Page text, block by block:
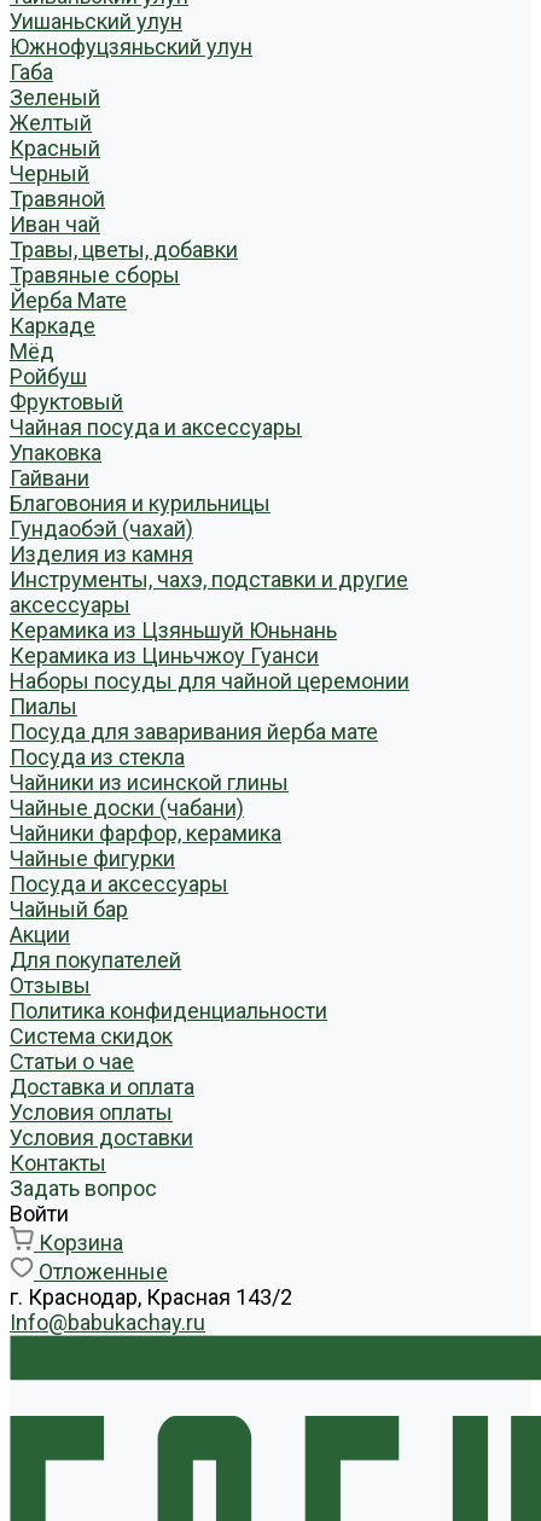
Уишаньский улун
Южнофуцзяньский улун
Габа
Зеленый
Желтый
Красный
Черный
Травяной
Иван чай
Травы, цветы, добавки
Травяные сборы
Йерба Мате
Каркаде
Мёд
Ройбуш
Фруктовый
Чайная посуда и аксессуары
Упаковка
Гайвани
Благовония и курильницы
Гундаобэй (чахай)
Изделия из камня
Инструменты, чахэ, подставки и другие
аксессуары
Керамика из Цзяньшуй Юньнань
Керамика из Циньчжоу Гуанси
Наборы посуды для чайной церемонии
Пиалы
Посуда для заваривания йерба мате
Посуда из стекла
Чайники из исинской глины
Чайные доски (чабани)
Чайники фарфор, керамика
Чайные фигурки
Посуда и аксессуары
Чайный бар
Акции
Для покупателей
Отзывы
Политика конфиденциальности
Система скидок
Статьи о чае
Доставка и оплата
Условия оплаты
Условия доставки
Контакты
Задать вопрос
Войти
Корзина
Отложенные
г. Краснодар, Красная 143/2
Info@babukachay.ru